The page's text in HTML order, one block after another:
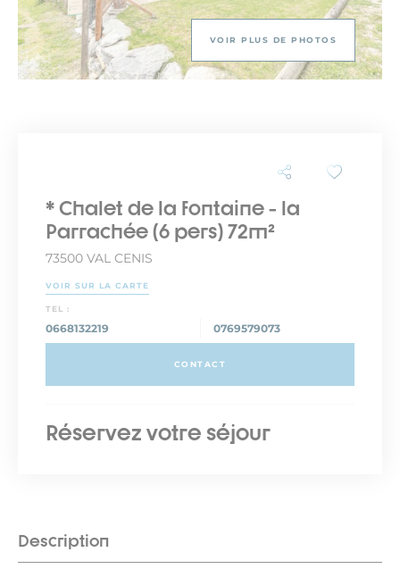
VOIR PLUS DE PHOTOS
Description
* Chalet de la fontaine - la
Parrachée (6 pers) 72m²
73500 VAL CENIS
VOIR SUR LA CARTE
TEL :
0668132219 0769579073
CONTACT
Réservez votre séjour